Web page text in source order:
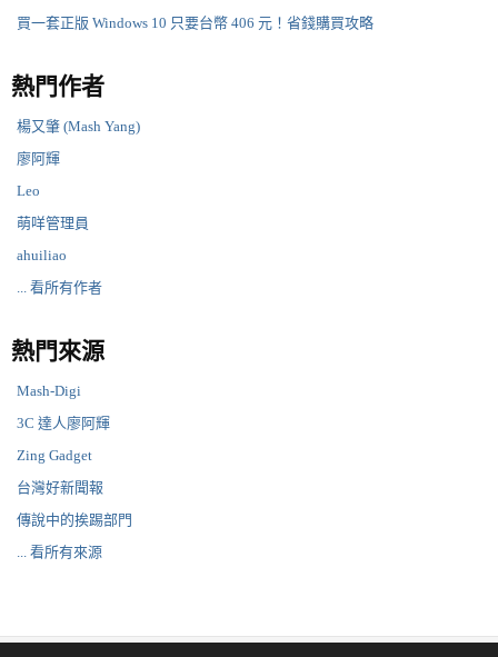
買一套正版 Windows 10 只要台幣 406 元！省錢購買攻略
熱門作者
楊又肇 (Mash Yang)
廖阿輝
Leo
萌咩管理員
ahuiliao
... 看所有作者
熱門來源
Mash-Digi
3C 達人廖阿輝
Zing Gadget
台灣好新聞報
傳說中的挨踢部門
... 看所有來源